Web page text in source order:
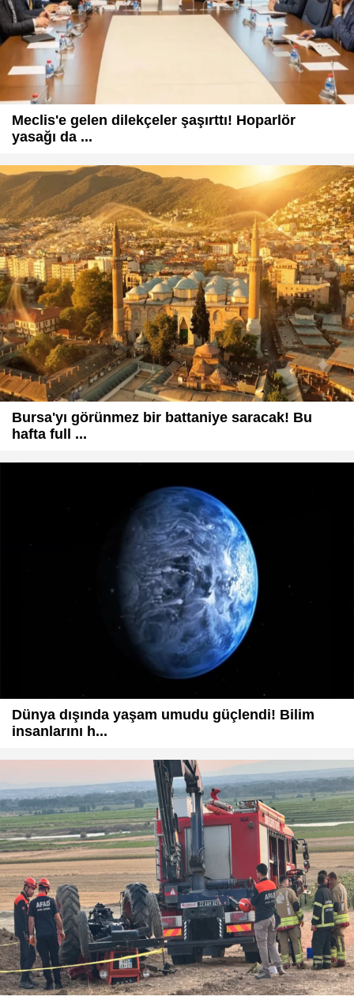
Meclis'e gelen dilekçeler şaşırttı! Hoparlör
yasağı da ...
Bursa'yı görünmez bir battaniye saracak! Bu
hafta full ...
Dünya dışında yaşam umudu güçlendi! Bilim
insanlarını h...